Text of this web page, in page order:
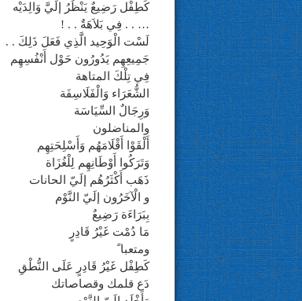
كَطِفْل رَضِيعٌ يَنْظُرُ إلَيَّ وَالِدَيْه
… . . فِي بَلاَهَةٌ . . !
لَسْت الْوَحِيد الَّذِي فَعَلَ ذَلِكَ . .
جَمِيعِهِم يَدُورُون حَوْل أَنْفُسِهِم
فِي تِلْكَ المتاهة
الشُّعَرَاء وَالْفَلَاسِفَة
وَرِجَالٌ السِّيَاسَة
والمناضلون
أَلْقَوْا أَقْلَامَهُم وَأَسْلِحَتِهِم
وَتَرَكُوا أَوْطَانِهِم لِلْغُزَاة
ذَهَب أَكْثَرُهُم إلَيّ الحانات
و الْآخَرُون إلَيّ النَّوْم
بِبَرَاءَة رَضِيعٌ
مَا دُمْت غَيْرُ قَادِرٍ
ومتعبا ً
كَطِفْل غَيْرُ قَادِرٍ عَلَى النُّطْقِ
دَع قلمك وقصاصاتك